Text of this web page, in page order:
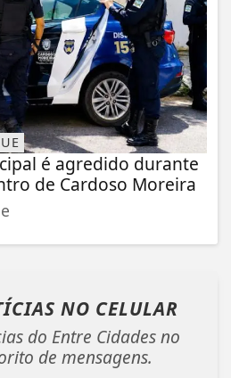
é agredido durante
de Cardoso Moreira
NO CELULAR
do Entre Cidades no
de mensagens.